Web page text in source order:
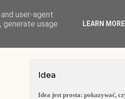
O BLOGU WARMIA
Idea
Idea jest prosta: pokazywać,
user-agent
usage
LEARN MORE